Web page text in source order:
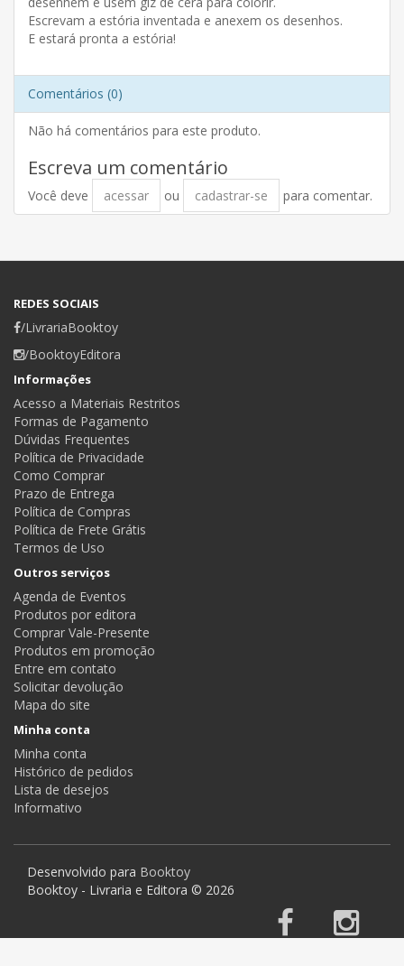
Escrevam a estória inventada e anexem os desenhos.
E estará pronta a estória!
Comentários (0)
Não há comentários para este produto.
Escreva um comentário
Você deve acessar ou cadastrar-se para comentar.
REDES SOCIAIS
/LivrariaBooktoy
/BooktoyEditora
Informações
Acesso a Materiais Restritos
Formas de Pagamento
Dúvidas Frequentes
Política de Privacidade
Como Comprar
Prazo de Entrega
Política de Compras
Política de Frete Grátis
Termos de Uso
Outros serviços
Agenda de Eventos
Produtos por editora
Comprar Vale-Presente
Produtos em promoção
Entre em contato
Solicitar devolução
Mapa do site
Minha conta
Minha conta
Histórico de pedidos
Lista de desejos
Informativo
Desenvolvido para Booktoy
Booktoy - Livraria e Editora © 2026